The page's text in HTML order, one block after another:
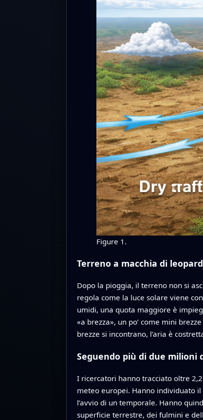
Figure 1.
Terreno a macchia di
Dopo la pioggia, il terreno non si
regola come la luce solare viene
umidi, una quota maggiore è
«a brezza», un po’ come mini
brezze si incontrano, l’aria è
Seguendo più di due milioni
I ricercatori hanno tracciato oltre
meteo europei. Hanno individuato
l’avvio di un temporale. Hanno
superficie terrestre, dei fulmini e